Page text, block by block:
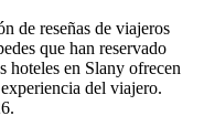
de reseñas de viajeros
que han reservado
hoteles en Slany ofrecen
del viajero.
.